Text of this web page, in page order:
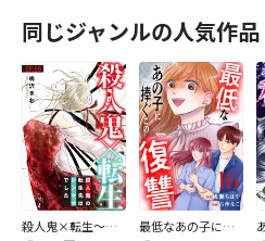
同じジャンルの人気作品
殺人鬼×転生～殺人鬼の転生先はシンママでした～
最低なあの子に捧ぐこの復讐 分冊版